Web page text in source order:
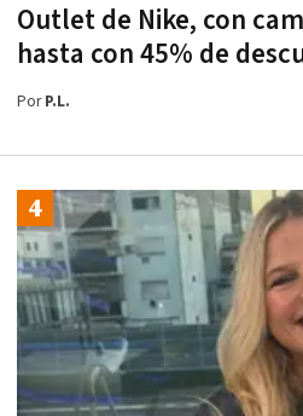
Outlet de Nike, con
hasta con 45% de
PorP.L.